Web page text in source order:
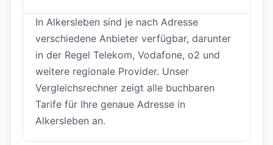
In Alkersleben sind je nach Adresse
verschiedene Anbieter verfügbar, darunter
in der Regel Telekom, Vodafone, o2 und
weitere regionale Provider. Unser
Vergleichsrechner zeigt alle buchbaren
Tarife für Ihre genaue Adresse in
Alkersleben an.